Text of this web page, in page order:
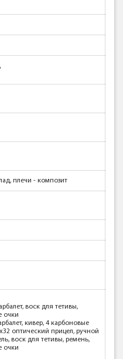
плечи - композит
арбалет, воск для тетивы,
очки
кивер, 4 карбоновые
оптический прицел, ручной
воск для тетивы, ремень,
очки